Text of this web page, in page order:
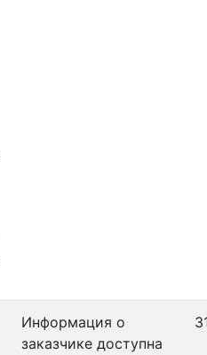
Информация о
заказчике доступна